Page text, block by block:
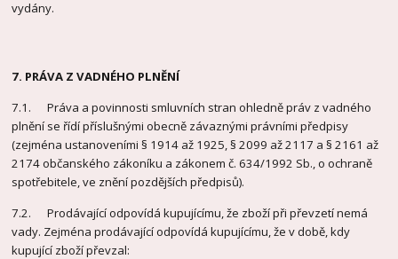
vydány.
7. PRÁVA Z VADNÉHO PLNĚNÍ
7.1. Práva a povinnosti smluvních stran ohledně práv z vadného
plnění se řídí příslušnými obecně závaznými právními předpisy
(zejména ustanoveními § 1914 až 1925, § 2099 až 2117 a § 2161 až
2174 občanského zákoníku a zákonem č. 634/1992 Sb., o ochraně
spotřebitele, ve znění pozdějších předpisů).
7.2. Prodávající odpovídá kupujícímu, že zboží při převzetí nemá
vady. Zejména prodávající odpovídá kupujícímu, že v době, kdy
kupující zboží převzal: